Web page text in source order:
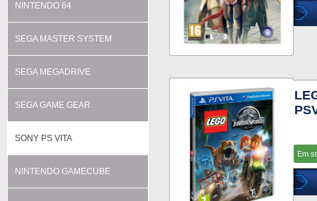
NINTENDO 64
SEGA MASTER SYSTEM
SEGA MEGADRIVE
SEGA GAME GEAR
SONY PS VITA
NINTENDO GAMECUBE
Em